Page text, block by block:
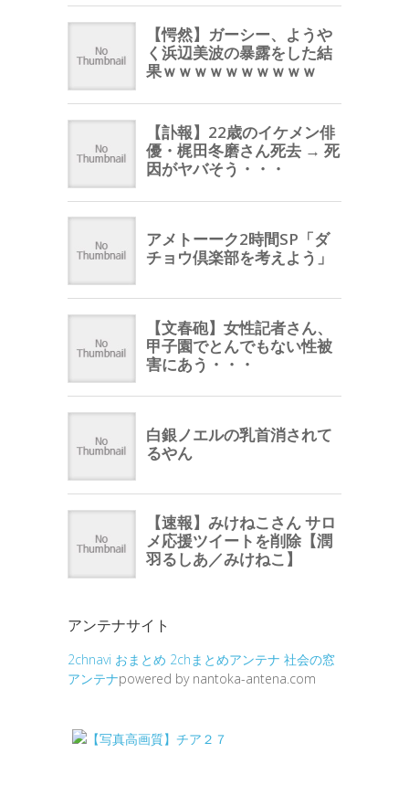
アンテナサイト
2chnavi おまとめ 2chまとめアンテナ 社会の窓
アンテナpowered by nantoka-antena.com